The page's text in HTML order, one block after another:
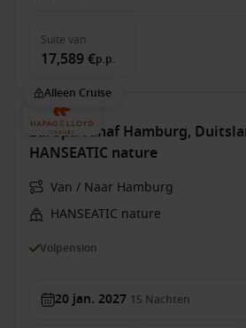
Suite van
17,589 €p.p.
Alleen Cruise
Europa vanaf Hamburg,
HANSEATIC nature
Van / Naar Hamburg
HANSEATIC nature
Volpension
20 jan. 2027 15 Nachten